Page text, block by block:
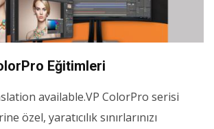
Eğitimleri
available.VP ColorPro serisi
özel, yaratıcılık sınırlarınızı